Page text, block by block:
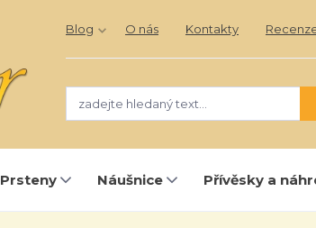
Blog O nás Kontakty
Prsteny Náušnice Přívěsky a